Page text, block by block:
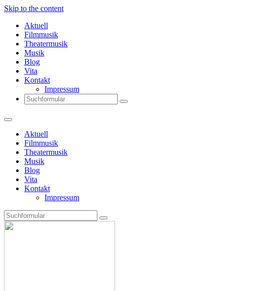
Skip to the content
Aktuell
Filmmusik
Theatermusik
Musik
Blog
Vita
Kontakt
Impressum
Search
Aktuell
Filmmusik
Theatermusik
Musik
Blog
Vita
Kontakt
Impressum
Search